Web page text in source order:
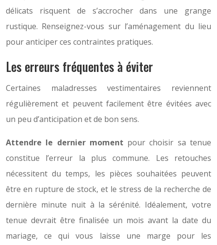
délicats risquent de s’accrocher dans une grange
rustique. Renseignez-vous sur l’aménagement du lieu
pour anticiper ces contraintes pratiques.
Les erreurs fréquentes à éviter
Certaines maladresses vestimentaires reviennent
régulièrement et peuvent facilement être évitées avec
un peu d’anticipation et de bon sens.
Attendre le dernier moment pour choisir sa tenue
constitue l’erreur la plus commune. Les retouches
nécessitent du temps, les pièces souhaitées peuvent
être en rupture de stock, et le stress de la recherche de
dernière minute nuit à la sérénité. Idéalement, votre
tenue devrait être finalisée un mois avant la date du
mariage, ce qui vous laisse une marge pour les